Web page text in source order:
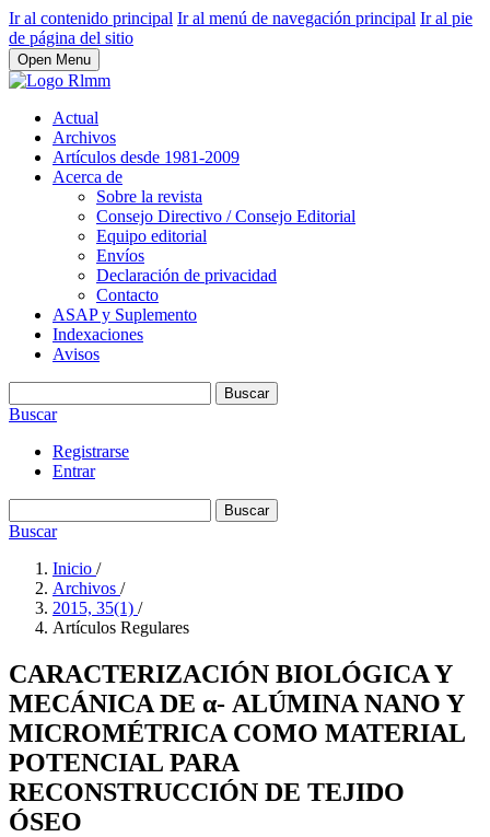
Ir al contenido principal Ir al menú de navegación principal Ir al pie
de página del sitio
Open Menu
Actual
Archivos
Artículos desde 1981-2009
Acerca de
Sobre la revista
Consejo Directivo / Consejo Editorial
Equipo editorial
Envíos
Declaración de privacidad
Contacto
ASAP y Suplemento
Indexaciones
Avisos
Buscar
Buscar
Registrarse
Entrar
Buscar
Buscar
Inicio /
Archivos /
2015, 35(1) /
Artí­culos Regulares
CARACTERIZACIÓN BIOLÓGICA Y
MECÁNICA DE α- ALÚMINA NANO Y
MICROMÉTRICA COMO MATERIAL
POTENCIAL PARA
RECONSTRUCCIÓN DE TEJIDO
ÓSEO